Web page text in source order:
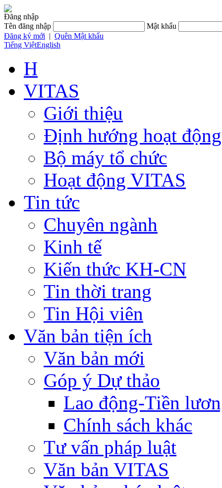
Đăng nhập
Tên đăng nhập
Mật khẩu
Đăng ký mới | Quên Mật khẩu
Tiếng ViệtEnglish
H
VITAS
Giới thiệu
Định hướng hoạt động
Bộ máy tổ chức
Hoạt động VITAS
Tin tức
Chuyên ngành
Kinh tế
Kiến thức KH-CN
Tin thời trang
Tin Hội viên
Văn bản tiện ích
Văn bản mới
Góp ý Dự thảo
Lao động-Tiền
Chính sách khác
Tư vấn pháp luật
Văn bản VITAS